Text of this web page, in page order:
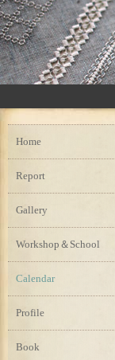
Home
Report
Gallery
Workshop＆School
Calendar
Profile
Book